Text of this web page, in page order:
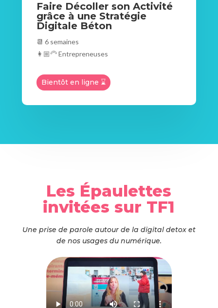
Faire Décoller son Activité
grâce à une Stratégie
Digitale Béton
📆 6 semaines
👩🏼‍🦳 Entrepreneuses
Bientôt en ligne ⌛
Les Épaulettes
invitées sur TF1
Une prise de parole autour de la digital detox et
de nos usages du numérique.